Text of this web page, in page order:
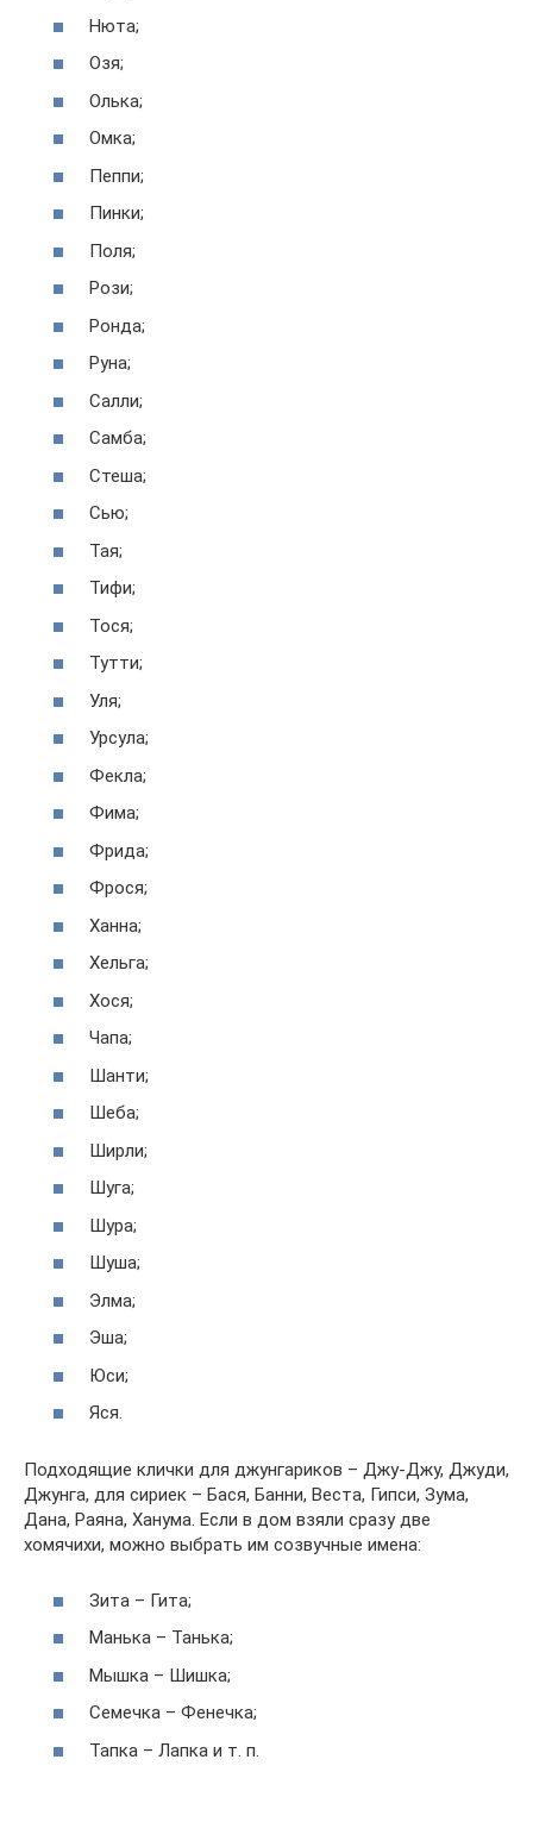
Нюта;
Озя;
Олька;
Омка;
Пеппи;
Пинки;
Поля;
Рози;
Ронда;
Руна;
Салли;
Самба;
Стеша;
Сью;
Тая;
Тифи;
Тося;
Тутти;
Уля;
Урсула;
Фекла;
Фима;
Фрида;
Фрося;
Ханна;
Хельга;
Хося;
Чапа;
Шанти;
Шеба;
Ширли;
Шуга;
Шура;
Шуша;
Элма;
Эша;
Юси;
Яся.
Подходящие клички для джунгариков – Джу-Джу, Джуди,
Джунга, для сириек – Бася, Банни, Веста, Гипси, Зума,
Дана, Раяна, Ханума. Если в дом взяли сразу две
хомячихи, можно выбрать им созвучные имена:
Зита – Гита;
Манька – Танька;
Мышка – Шишка;
Семечка – Фенечка;
Тапка – Лапка и т. п.